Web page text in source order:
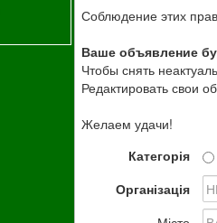
Соблюдение этих
Ваше объявление
Чтобы снять
Редактировать свои
Желаем удачи!
Категорія
Організація